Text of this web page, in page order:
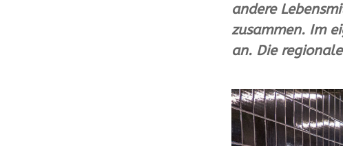
andere
zusammen. Im
an. Die